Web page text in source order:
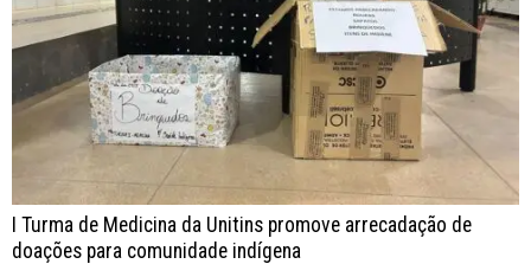
I Turma de Medicina da Unitins promove arrecadação de
doações para comunidade indígena